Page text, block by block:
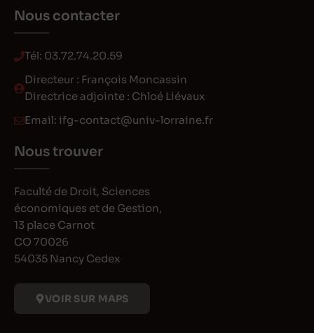
Nous contacter
Tél: 03.72.74.20.59
Directeur : François Moncassin
Directrice adjointe : Chloé Liévaux
Email: ifg-contact@univ-lorraine.fr
Nous trouver
Faculté de Droit, Sciences
économiques et de Gestion,
13 place Carnot
CO 70026
54035 Nancy Cedex
VOIR SUR MAPS